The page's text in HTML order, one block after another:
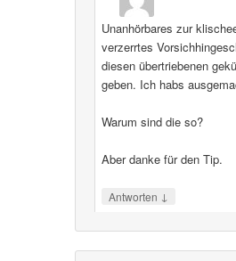
Unanhörbares zur
verzerrtes
diesen übertriebenen
geben. Ich habs
Warum sind die so?
Aber danke für den Tip.
Antworten ↓